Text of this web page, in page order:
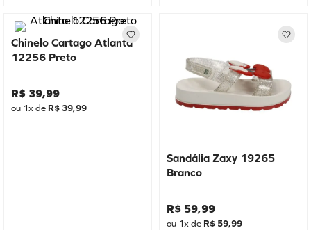
Chinelo Cartago Atlanta
12256 Preto
R$ 39,99
ou 1x de R$ 39,99
Sandália Zaxy 19265
Branco
R$ 59,99
ou 1x de R$ 59,99